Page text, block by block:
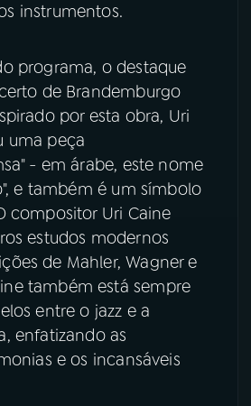
instrumentos.
programa, o destaque
de Brandemburgo
por esta obra, Uri
uma peça
- em árabe, este nome
e também é um símbolo
compositor Uri Caine
estudos modernos
de Mahler, Wagner e
também está sempre
entre o jazz e a
enfatizando as
e os incansáveis